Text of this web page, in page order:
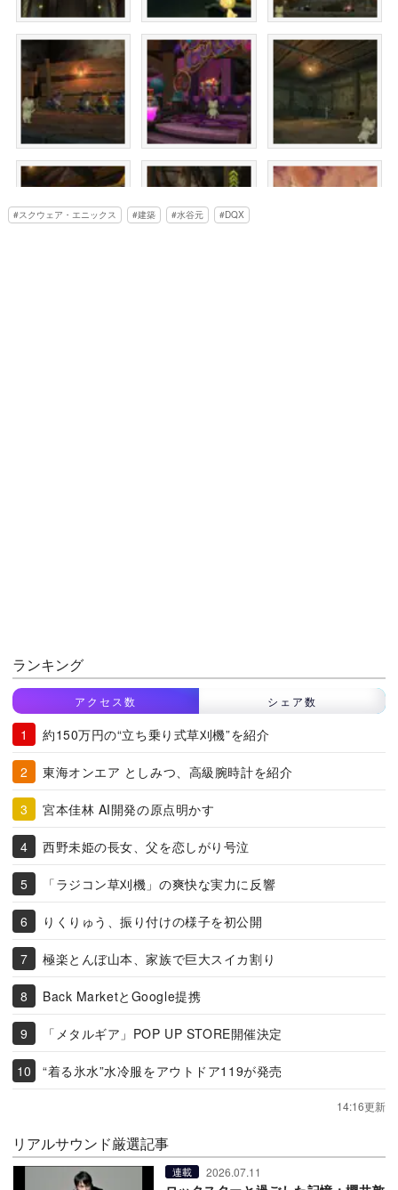
スクウェア・エニックス 建築 水谷元 DQX
ランキング
アクセス数 シェア数
約150万円の“立ち乗り式草刈機”を紹介
東海オンエア としみつ、高級腕時計を紹介
宮本佳林 AI開発の原点明かす
西野未姫の長女、父を恋しがり号泣
「ラジコン草刈機」の爽快な実力に反響
りくりゅう、振り付けの様子を初公開
極楽とんぼ山本、家族で巨大スイカ割り
Back MarketとGoogle提携
「メタルギア」POP UP STORE開催決定
“着る氷水”水冷服をアウトドア119が発売
14:16更新
リアルサウンド厳選記事
連載 2026.07.11